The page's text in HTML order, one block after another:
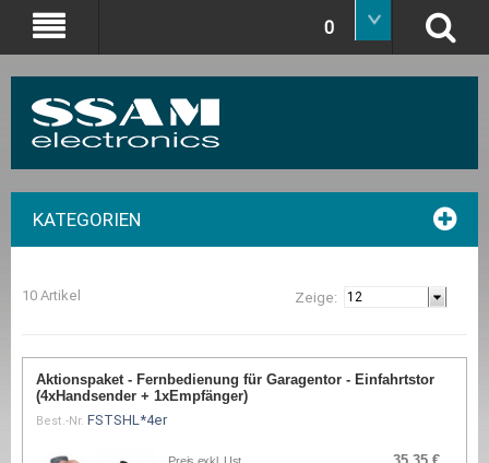
0
KATEGORIEN
10 Artikel Zeige:
Aktionspaket - Fernbedienung für Garagentor - Einfahrtstor
(4xHandsender + 1xEmpfänger)
Best.-Nr. FSTSHL*4er